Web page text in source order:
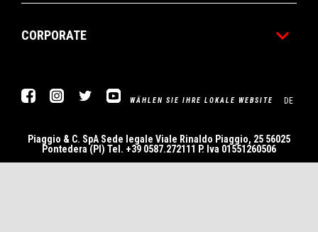
CORPORATE
FacebookInstagram
Twitter YouTube
WÄHLEN SIE IHRE LOKALE WEBSITE DE
Piaggio & C. SpA Sede legale Viale Rinaldo Piaggio, 25 56025
Pontedera (PI) Tel. +39 0587.272111 P. Iva 01551260506